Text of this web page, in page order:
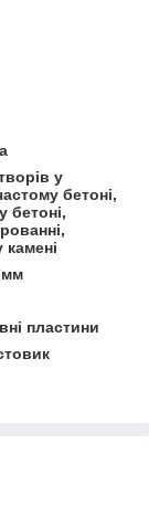
у
бетоні,
бетоні,
мм
пластини